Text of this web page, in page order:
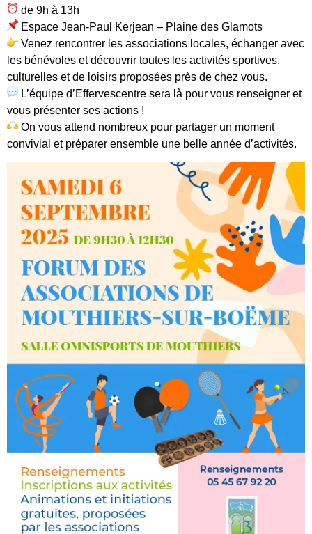
de 9h à 13h
Espace Jean-Paul Kerjean – Plaine des Glamots
Venez rencontrer les associations locales, échanger avec
les bénévoles et découvrir toutes les activités sportives,
culturelles et de loisirs proposées près de chez vous.
L’équipe d’Effervescentre sera là pour vous renseigner et
vous présenter ses actions !
On vous attend nombreux pour partager un moment
convivial et préparer ensemble une belle année d’activités.